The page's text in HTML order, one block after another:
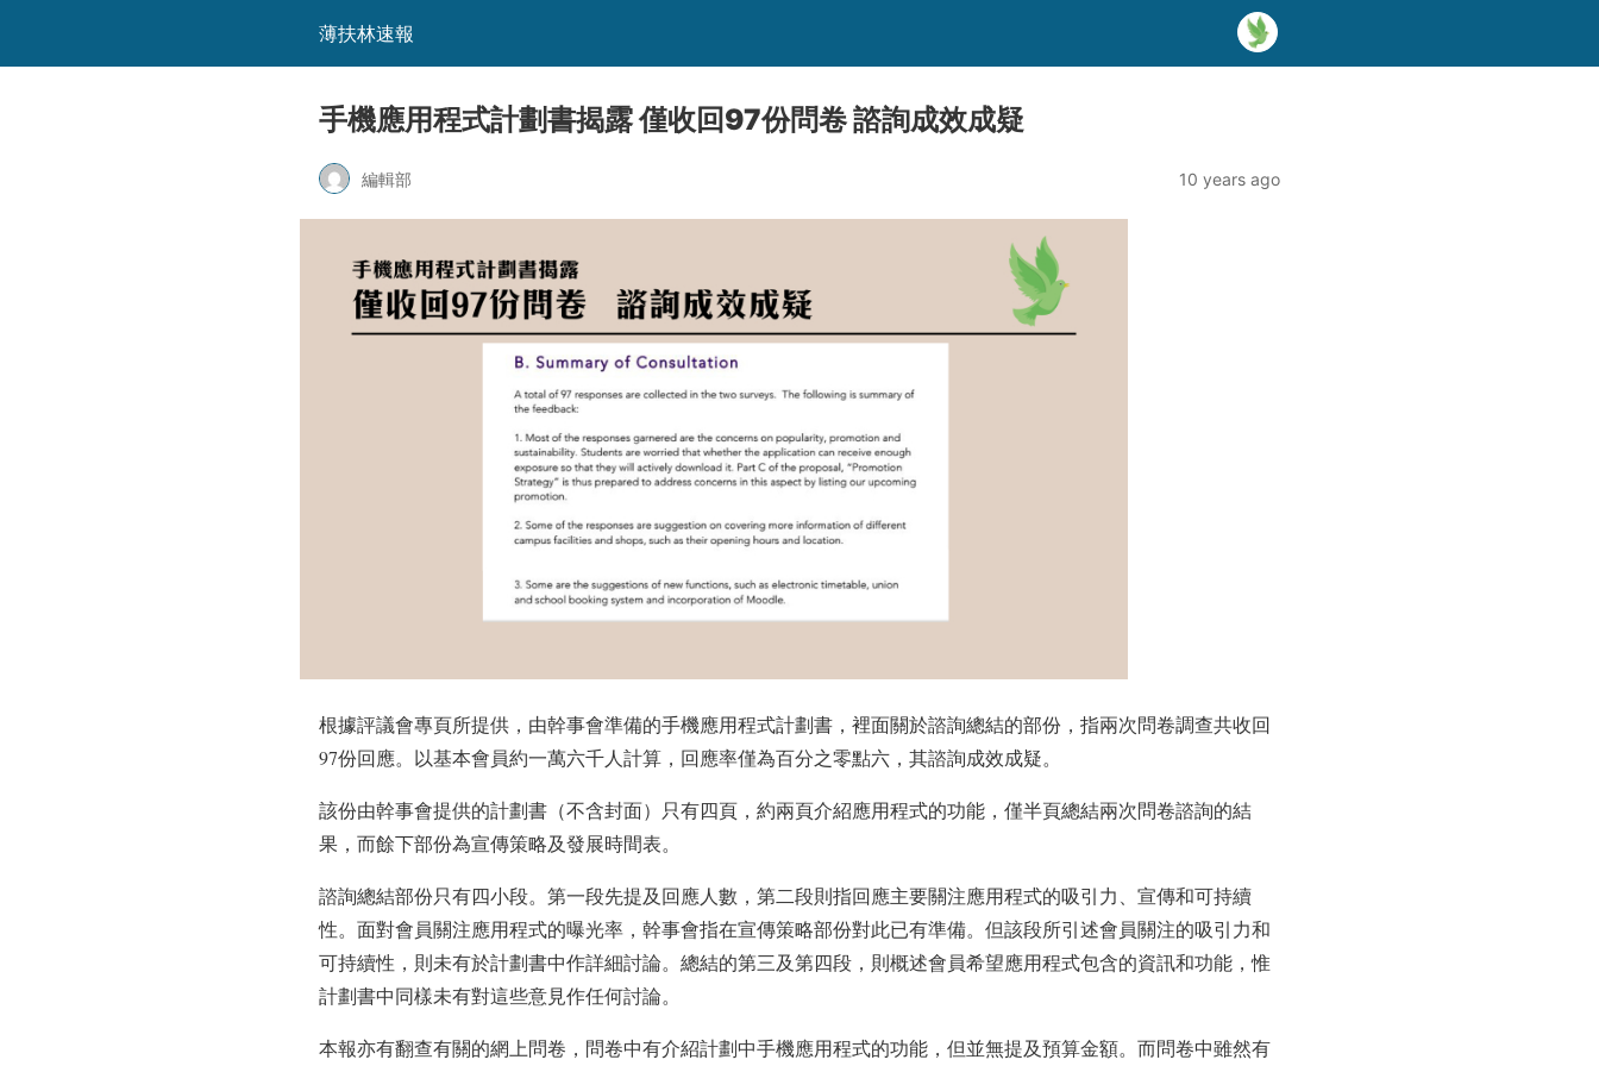
薄扶林速報
手機應用程式計劃書揭露 僅收回97份問卷 諮詢成效成疑
編輯部 10 years ago
根據評議會專頁所提供，由幹事會準備的手機應用程式計劃書，裡面關於諮詢總結的部份，指兩次問卷調查共收回
97份回應。以基本會員約一萬六千人計算，回應率僅為百分之零點六，其諮詢成效成疑。
該份由幹事會提供的計劃書（不含封面）只有四頁，約兩頁介紹應用程式的功能，僅半頁總結兩次問卷諮詢的結
果，而餘下部份為宣傳策略及發展時間表。
諮詢總結部份只有四小段。第一段先提及回應人數，第二段則指回應主要關注應用程式的吸引力、宣傳和可持續
性。面對會員關注應用程式的曝光率，幹事會指在宣傳策略部份對此已有準備。但該段所引述會員關注的吸引力和
可持續性，則未有於計劃書中作詳細討論。總結的第三及第四段，則概述會員希望應用程式包含的資訊和功能，惟
計劃書中同樣未有對這些意見作任何討論。
本報亦有翻查有關的網上問卷，問卷中有介紹計劃中手機應用程式的功能，但並無提及預算金額。而問卷中雖然有